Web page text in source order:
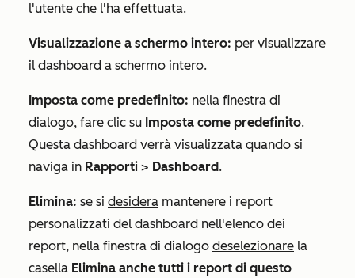
l'utente che l'ha effettuata.
Visualizzazione a schermo intero: per visualizzare
il dashboard a schermo intero.
Imposta come predefinito: nella finestra di
dialogo, fare clic su Imposta come predefinito.
Questa dashboard verrà visualizzata quando si
naviga in Rapporti > Dashboard.
Elimina: se si desidera mantenere i report
personalizzati del dashboard nell'elenco dei
report, nella finestra di dialogo deselezionare la
casella Elimina anche tutti i report di questo